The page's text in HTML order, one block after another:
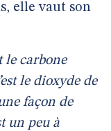
elle vaut son
le carbone
le dioxyde de
façon de
un peu à